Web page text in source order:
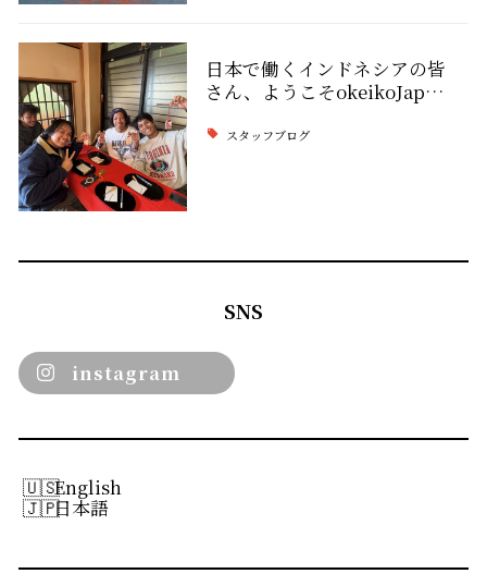
日本で働くインドネシアの皆
さん、ようこそokeikoJap…
スタッフブログ
SNS
instagram
English
日本語